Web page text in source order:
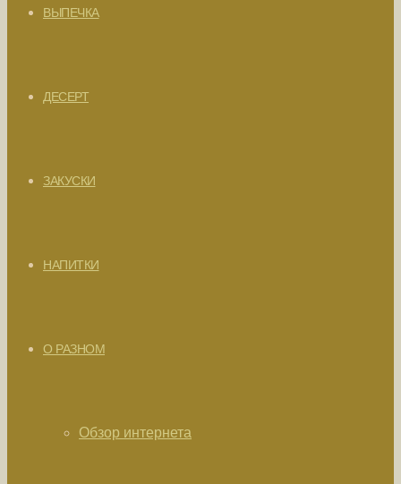
ВЫПЕЧКА
ДЕСЕРТ
ЗАКУСКИ
НАПИТКИ
О РАЗНОМ
Обзор интернета